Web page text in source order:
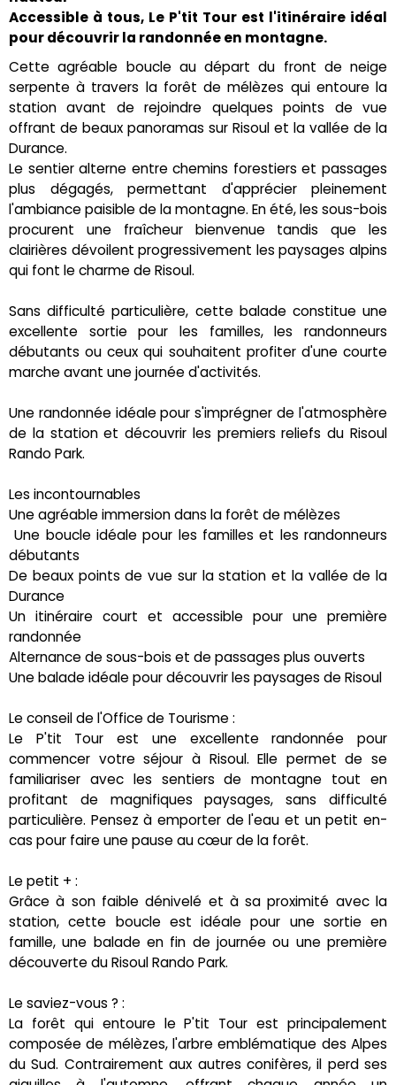
Accessible à tous, Le P'tit Tour est l'itinéraire idéal
pour découvrir la randonnée en montagne.
Cette agréable boucle au départ du front de neige
serpente à travers la forêt de mélèzes qui entoure la
station avant de rejoindre quelques points de vue
offrant de beaux panoramas sur Risoul et la vallée de la
Durance.
Le sentier alterne entre chemins forestiers et passages
plus dégagés, permettant d'apprécier pleinement
l'ambiance paisible de la montagne. En été, les sous-bois
procurent une fraîcheur bienvenue tandis que les
clairières dévoilent progressivement les paysages alpins
qui font le charme de Risoul.
Sans difficulté particulière, cette balade constitue une
excellente sortie pour les familles, les randonneurs
débutants ou ceux qui souhaitent profiter d'une courte
marche avant une journée d'activités.
Une randonnée idéale pour s'imprégner de l'atmosphère
de la station et découvrir les premiers reliefs du Risoul
Rando Park.
Les incontournables
Une agréable immersion dans la forêt de mélèzes
‍‍ Une boucle idéale pour les familles et les randonneurs
débutants
De beaux points de vue sur la station et la vallée de la
Durance
Un itinéraire court et accessible pour une première
randonnée
Alternance de sous-bois et de passages plus ouverts
Une balade idéale pour découvrir les paysages de Risoul
Le conseil de l'Office de Tourisme :
Le P'tit Tour est une excellente randonnée pour
commencer votre séjour à Risoul. Elle permet de se
familiariser avec les sentiers de montagne tout en
profitant de magnifiques paysages, sans difficulté
particulière. Pensez à emporter de l'eau et un petit en-
cas pour faire une pause au cœur de la forêt.
Le petit + :
Grâce à son faible dénivelé et à sa proximité avec la
station, cette boucle est idéale pour une sortie en
famille, une balade en fin de journée ou une première
découverte du Risoul Rando Park.
Le saviez-vous ? :
La forêt qui entoure le P'tit Tour est principalement
composée de mélèzes, l'arbre emblématique des Alpes
du Sud. Contrairement aux autres conifères, il perd ses